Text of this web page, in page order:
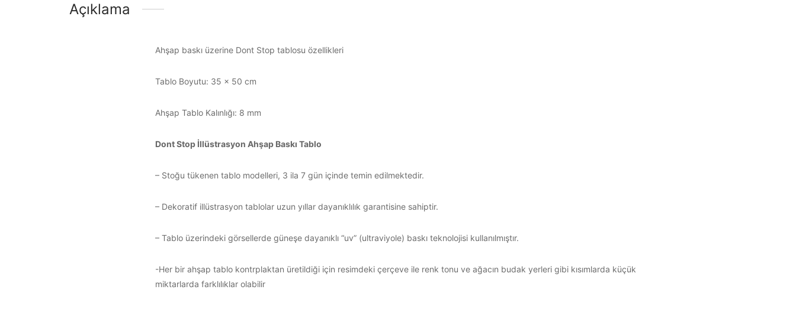
Açıklama
Ahşap baskı üzerine Dont Stop tablosu özellikleri
Tablo Boyutu: 35 x 50 cm
Ahşap Tablo Kalınlığı: 8 mm
Dont Stop İllüstrasyon Ahşap Baskı Tablo
– Stoğu tükenen tablo modelleri, 3 ila 7 gün içinde temin edilmektedir.
– Dekoratif illüstrasyon tablolar uzun yıllar dayanıklılık garantisine sahiptir.
– Tablo üzerindeki görsellerde güneşe dayanıklı “uv” (ultraviyole) baskı teknolojisi kullanılmıştır.
-Her bir ahşap tablo kontrplaktan üretildiği için resimdeki çerçeve ile renk tonu ve ağacın budak yerleri gibi kısımlarda küçük
miktarlarda farklılıklar olabilir